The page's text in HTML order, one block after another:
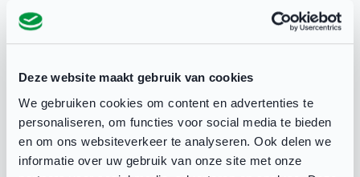
Deze website maakt gebruik van cookies
We gebruiken cookies om content en advertenties te
personaliseren, om functies voor social media te bieden
en om ons websiteverkeer te analyseren. Ook delen we
informatie over uw gebruik van onze site met onze
aanmeldingen zitten; betalen de jaarlicentie zelf.
De cursusavonden zitten bij de prijs inbegrepen.
Introductie avond
Op 1 november wordt van 19:00 tot 20:00 uur in
een onlinebijeenkomst verteld wat Taakie
inhoudt. Je bent van harte uitgenodigd om